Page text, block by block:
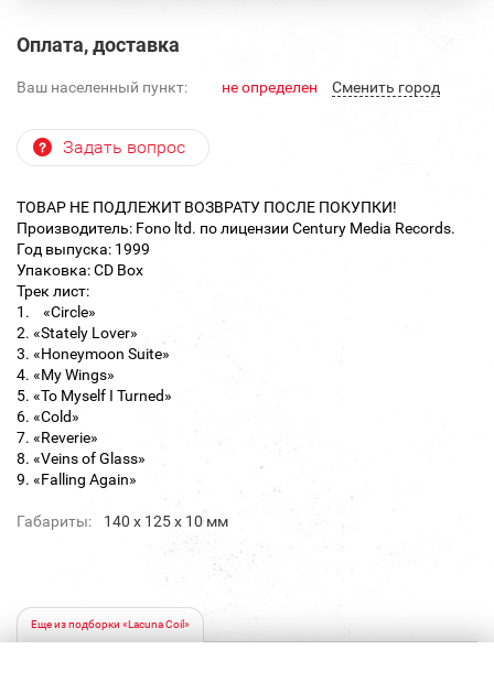
Оплата, доставка
Ваш населенный пункт: не определен Cменить город
Задать вопрос
ТОВАР НЕ ПОДЛЕЖИТ ВОЗВРАТУ ПОСЛЕ ПОКУПКИ!
Производитель: Fono ltd. по лицензии Century Media Records.
Год выпуска: 1999
Упаковка: CD Box
Трек лист:
1. «Circle»
2. «Stately Lover»
3. «Honeymoon Suite»
4. «My Wings»
5. «To Myself I Turned»
6. «Cold»
7. «Reverie»
8. «Veins of Glass»
9. «Falling Again»
Габариты: 140 х 125 х 10 мм
Еще из подборки «Lacuna Coil»